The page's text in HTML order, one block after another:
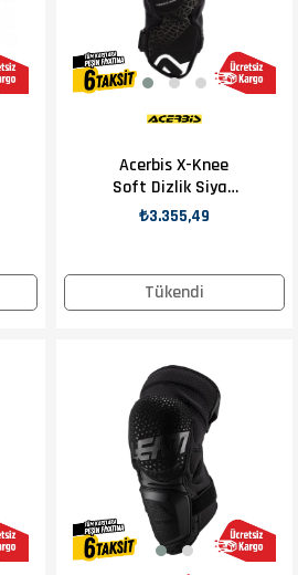
Tükendi
Acerbis X-Knee
Soft Dizlik Siyah
Beyaz
₺3.355,49